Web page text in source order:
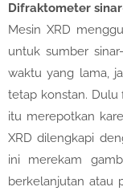
Difraktometer
Mesin XRD
untuk sumber
waktu yang lama,
tetap konstan.
itu merepotkan
XRD dilengkapi
ini merekam
berkelanjutan atau